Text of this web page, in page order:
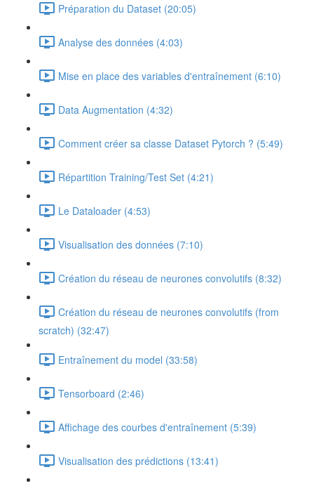
Préparation du Dataset (20:05)
Analyse des données (4:03)
Mise en place des variables d'entraînement (6:10)
Data Augmentation (4:32)
Comment créer sa classe Dataset Pytorch ? (5:49)
Répartition Training/Test Set (4:21)
Le Dataloader (4:53)
Visualisation des données (7:10)
Création du réseau de neurones convolutifs (8:32)
Création du réseau de neurones convolutifs (from
scratch) (32:47)
Entraînement du model (33:58)
Tensorboard (2:46)
Affichage des courbes d'entraînement (5:39)
Visualisation des prédictions (13:41)